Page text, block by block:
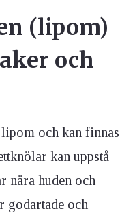
(lipom)
och
och kan finnas
kan uppstå
nära huden och
godartade och